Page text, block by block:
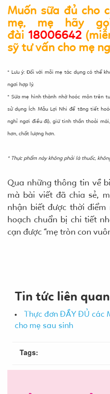
Muốn sữa đủ cho
mẹ, mẹ hãy
đài 18006642
sỹ tư vấn cho mẹ
* Lưu ý: Đối với mỗi mẹ tác dụng có thể
ngơi hợp lý.
* Sữa mẹ hình thành nhờ hoóc môn trên
sử dụng Ích Mẫu Lợi Nhi để tăng tiết
nghỉ ngơi điều độ, giữ tinh thần thoải
hơn, chất lượng hơn.
* Thực phẩm nàykhông phải là thuốc,
Qua những thông tin về
mà bài viết đã chia sẻ,
nhận biết được thời điểm
hoạch chuẩn bị chi tiết
cạn được “mẹ tròn con
Tin tức liên quan
Thực đơn ĐẦY ĐỦ các
cho mẹ sau sinh
Tags: